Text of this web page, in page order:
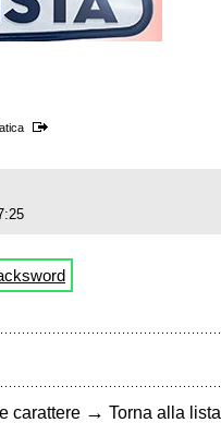
carattere → Torna alla lista